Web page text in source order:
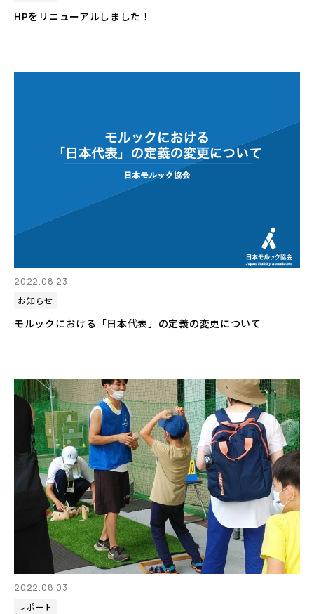
HPをリニューアルしました！
2022.08.23
お知らせ
モルックにおける「日本代表」の定義の変更について
2022.08.03
レポート